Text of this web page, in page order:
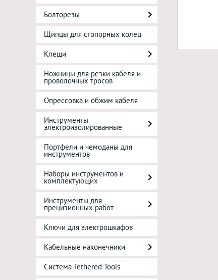
Болторезы
Щипцы для стопорных колец
Клещи
Ножницы для резки кабеля и
проволочных тросов
Опрессовка и обжим кабеля
Инструменты
электроизолированные
Портфели и чемоданы для
инструментов
Наборы инструментов и
комплектующих
Инструменты для
прецизионных работ
Ключи для электрошкафов
Кабельные наконечники
Система Tethered Tools